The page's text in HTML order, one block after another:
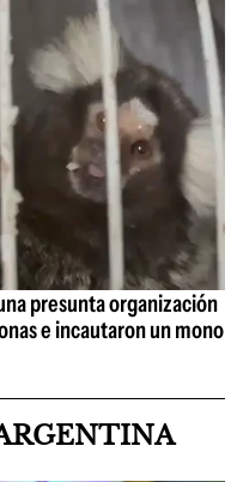
presunta organización
e incautaron un mono